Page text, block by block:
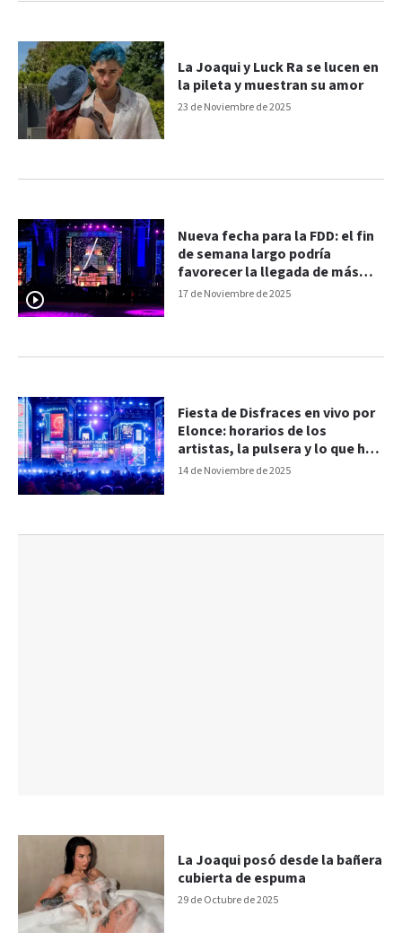
23 de Noviembre de 2025
La Joaqui y Luck Ra se lucen en
la pileta y muestran su amor
17 de Noviembre de 2025
Nueva fecha para la FDD: el fin
de semana largo podría
favorecer la llegada de más
público
14 de Noviembre de 2025
Fiesta de Disfraces en vivo por
Elonce: horarios de los
artistas, la pulsera y lo que hay
que saber
29 de Octubre de 2025
La Joaqui posó desde la bañera
cubierta de espuma